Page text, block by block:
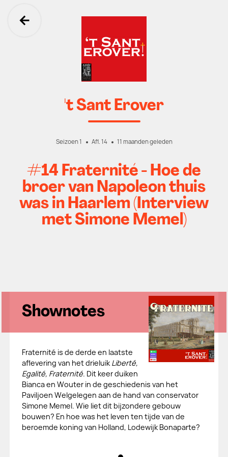
Ga terug
't Sant Erover
Seizoen 1 Afl. 14 11 maanden geleden
#14 Fraternité - Hoe de
broer van Napoleon thuis
was in Haarlem (Interview
met Simone Memel)
Shownotes
Fraternité is de derde en laatste
aflevering van het drieluikLiberté,
Egalité, Fraternité. Dit keer duiken
Bianca en Wouter in de geschiedenis van het
Paviljoen Welgelegen aan de hand van conservator
Simone Memel. Wie liet dit bijzondere gebouw
bouwen? En hoe was het leven ten tijde van de
beroemde koning van Holland, Lodewijk Bonaparte?